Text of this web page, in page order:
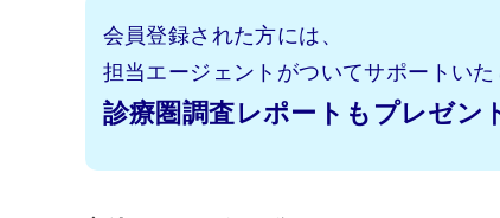
会員登録された方には、
担当エージェントがついてサポートいた
診療圏調査レポートもプレゼン